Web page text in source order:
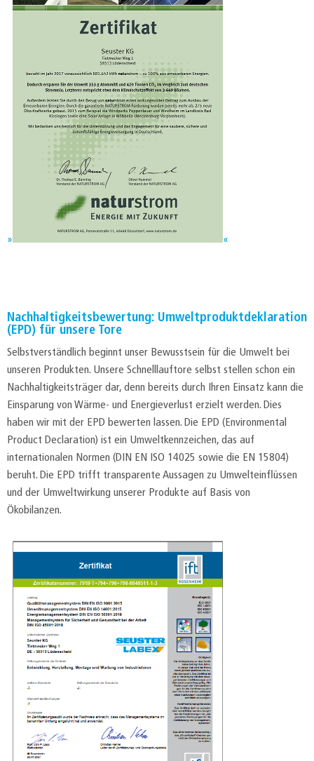
Nachhaltigkeitsbewertung: Umweltproduktdeklaration
(EPD) für unsere Tore
Selbstverständlich beginnt unser Bewusstsein für die Umwelt bei
unseren Produkten. Unsere Schnelllauftore selbst stellen schon ein
Nachhaltigkeitsträger dar, denn bereits durch Ihren Einsatz kann die
Einsparung von Wärme- und Energieverlust erzielt werden. Dies
haben wir mit der EPD bewerten lassen. Die EPD (Environmental
Product Declaration) ist ein Umweltkennzeichen, das auf
internationalen Normen (DIN EN ISO 14025 sowie die EN 15804)
beruht. Die EPD trifft transparente Aussagen zu Umwelteinflüssen
und der Umweltwirkung unserer Produkte auf Basis von
Ökobilanzen.